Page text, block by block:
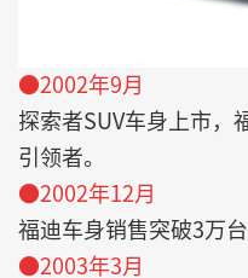
●2002年9月
探索者SUV车身上市，
引领者。
●2002年12月
福迪车身销售突破3万台
●2003年3月